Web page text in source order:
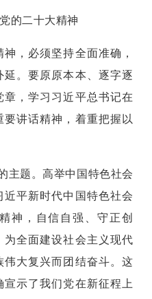
的二十大精神
，必须坚持全面准确，
。要原原本本、逐字逐
，学习习近平总书记在
讲话精神，着重把握以
题。高举中国特色社会
平新时代中国特色社会
神，自信自强、守正创
全面建设社会主义现代
大复兴而团结奋斗。这
示了我们党在新征程上